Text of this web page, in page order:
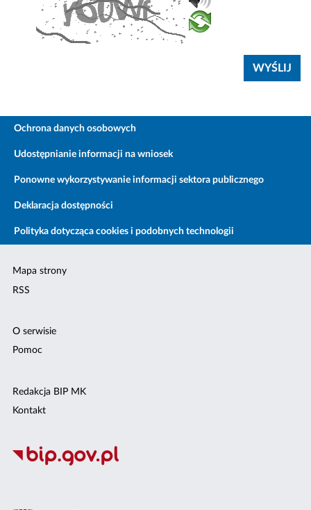
Ochrona danych osobowych
Udostępnianie informacji na wniosek
Ponowne wykorzystywanie informacji sektora publicznego
Deklaracja dostępności
Polityka dotycząca cookies i podobnych technologii
Mapa strony
RSS
O serwisie
Pomoc
Redakcja BIP MK
Kontakt